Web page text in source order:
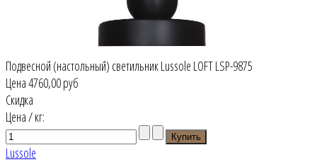
Подвесной (настольный) светильник Lussole LOFT LSP-9875
Цена4760,00 руб
Скидка
Цена / кг:
Lussole